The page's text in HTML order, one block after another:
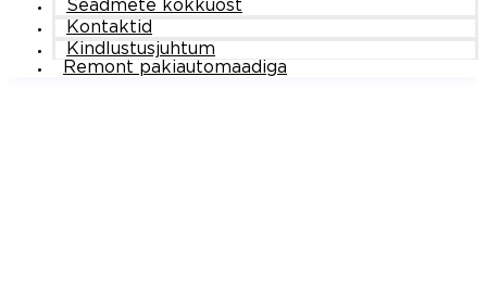
Seadmete kokkuost
Kontaktid
Kindlustusjuhtum
Remont pakiautomaadiga